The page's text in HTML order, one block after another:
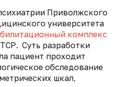
Приволжского
университета
комплекс
Суть разработки
пациент проходит
обследование
шкал,